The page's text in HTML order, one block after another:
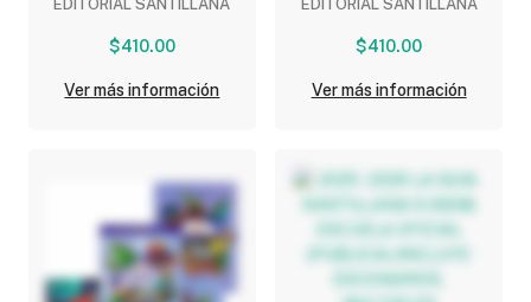
(PUBLICA) (INCLUYE
ESCENARIOS, MULTIPLES
LENGUAJES,
EXPLORADORES
EDITORIAL SANTILLANA
$410.00
Ver más información
(PUBLICA) (INCLUYE
ESCENARIOS, MULTIPLES
LENGUAJES,
EXPLORADORES
EDITORIAL SANTILLANA
$410.00
Ver más información